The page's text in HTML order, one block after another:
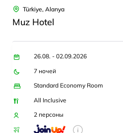
Türkiye, Alanya
Muz Hotel
26.08. - 02.09.2026
7 ночей
Standard Economy Room
All Inclusive
2 персоны